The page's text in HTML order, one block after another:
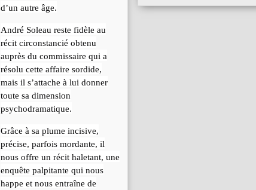
d’un autre âge.
André Soleau reste fidèle au
récit circonstancié obtenu
auprès du commissaire qui a
résolu cette affaire sordide,
mais il s’attache à lui donner
toute sa dimension
psychodramatique.
Grâce à sa plume incisive,
précise, parfois mordante, il
nous offre un récit haletant, une
enquête palpitante qui nous
happe et nous entraîne de